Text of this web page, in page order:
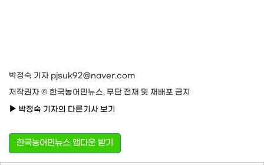
박정숙 기자 pjsuk92@naver.com
저작권자 © 한국농어민뉴스, 무단 전재 및 재배포 금지
박정숙 기자의 다른기사 보기
한국농어민뉴스 앱다운 받기